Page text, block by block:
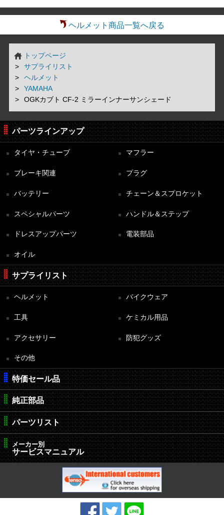
ヘルメット商品一覧へ戻る
トップページ
サプライリスト
ヘルメット
YAMAHA
OGKカブト CF-2 ミラーインナーサンシェード
パーツラインアップ
タイヤ・チューブ マフラー
ブレーキ関連 プラグ
バッテリー チェーン＆スプロケット
スペシャルパーツ ハンドル＆ステップ
ドレスアップパーツ 電装部品
オイル
サプライリスト
ヘルメット バイクウェア
工具 ケミカル用品
アクセサリー 防犯グッズ
その他
特価セール品
純正部品
パーツリスト
メーカー別
サービスマニュアル